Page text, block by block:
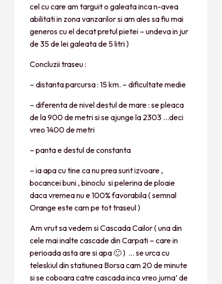
cel cu care am targuit o galeata inca n-avea
abilitati in zona vanzarilor si am ales sa fiu mai
generos cu el decat pretul pietei – undeva in jur
de 35 de lei galeata de 5 litri )
Concluzii traseu :
– distanta parcursa : 15 km. – dificultate medie
– diferenta de nivel destul de mare : se pleaca
de la 900 de metri si se ajunge la 2303 …deci
vreo 1400 de metri
– panta e destul de constanta
– ia apa cu tine ca nu prea sunt izvoare ,
bocancei buni , binoclu si pelerina de ploaie
daca vremea nu e 100% favorabila ( semnal
Orange este cam pe tot traseul )
Am vrut sa vedem si Cascada Cailor ( una din
cele mai inalte cascade din Carpati – care in
perioada asta are si apa 🙂 ) … se urca cu
teleskiul din statiunea Borsa cam 20 de minute
si se coboara catre cascada inca vreo juma’ de